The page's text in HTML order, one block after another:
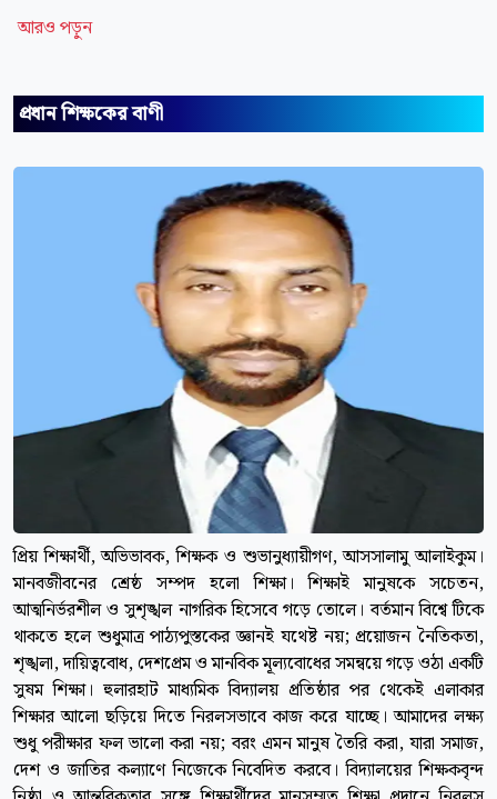
আরও পড়ুন
প্রধান শিক্ষকের বাণী
প্রিয় শিক্ষার্থী, অভিভাবক, শিক্ষক ও শুভানুধ্যায়ীগণ, আসসালামু আলাইকুম।
মানবজীবনের শ্রেষ্ঠ সম্পদ হলো শিক্ষা। শিক্ষাই মানুষকে সচেতন,
আত্মনির্ভরশীল ও সুশৃঙ্খল নাগরিক হিসেবে গড়ে তোলে। বর্তমান বিশ্বে টিকে
থাকতে হলে শুধুমাত্র পাঠ্যপুস্তকের জ্ঞানই যথেষ্ট নয়; প্রয়োজন নৈতিকতা,
শৃঙ্খলা, দায়িত্ববোধ, দেশপ্রেম ও মানবিক মূল্যবোধের সমন্বয়ে গড়ে ওঠা একটি
সুষম শিক্ষা। হুলারহাট মাধ্যমিক বিদ্যালয় প্রতিষ্ঠার পর থেকেই এলাকার
শিক্ষার আলো ছড়িয়ে দিতে নিরলসভাবে কাজ করে যাচ্ছে। আমাদের লক্ষ্য
শুধু পরীক্ষার ফল ভালো করা নয়; বরং এমন মানুষ তৈরি করা, যারা সমাজ,
দেশ ও জাতির কল্যাণে নিজেকে নিবেদিত করবে। বিদ্যালয়ের শিক্ষকবৃন্দ